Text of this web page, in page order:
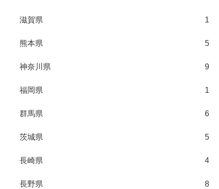
滋賀県 1
熊本県 5
神奈川県 9
福岡県 1
群馬県 6
茨城県 5
長崎県 4
長野県 8